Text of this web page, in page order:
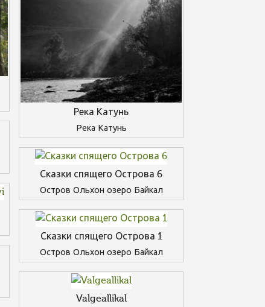
Река Катунь
Река Катунь
Сказки спящего Острова 6
Остров Ольхон озеро Байкал
Сказки спящего Острова 1
Остров Ольхон озеро Байкал
Valgeallikal